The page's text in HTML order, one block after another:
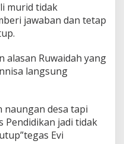
murid tidak
jawaban dan tetap
alasan Ruwaidah yang
langsung
naungan desa tapi
Pendidikan jadi tidak
Evi